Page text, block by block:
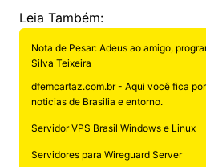
Leia Também:
Nota de Pesar: Adeus ao amigo,
Silva Teixeira
dfemcartaz.com.br - Aqui você fica
noticias de Brasilia e entorno.
Servidor VPS Brasil Windows e Linux
Servidores para Wireguard Server